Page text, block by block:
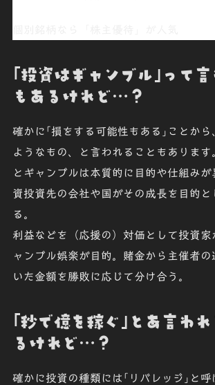
｢投資はギャンブル｣って
もあるけれど…？
確かに｢損をする可能性もある｣ことから
ようなもの、と言われることもあります
とギャンブルは本質的に目的や仕組み
資投資先の会社や国がその成長を目的と
る。
利益などを（応援の）対価として投資家
ャンブル娯楽が目的。賭金から主催者の
いた金額を勝敗に応じて分け合う。
｢秒で億を稼ぐ｣とあ言わ
るけれど…？
確かに投資の種類には｢ リバレッジ ｣と